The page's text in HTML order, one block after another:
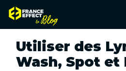
Utiliser des
Wash, Spot et